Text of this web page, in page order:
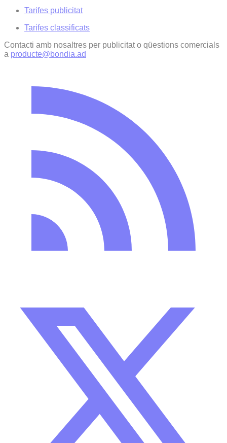
Tarifes publicitat
Tarifes classificats
Contacti amb nosaltres per publicitat o qüestions comercials
a producte@bondia.ad